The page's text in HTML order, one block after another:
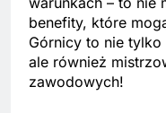
benefity, które
Górnicy to nie tylko
ale również
zawodowych!